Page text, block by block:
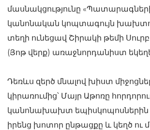
մասնակցությունը
կանոնական կոպտագույն
տեղի ունեցավ Շիրակի թեմի
(Յոթ վերք) առաջնորդանիստ
Դեռևս զերծ մնալով խիստ
կիրառումից՝ Մայր Աթոռը
կանոնախախտ եպիսկոպոսներին
իրենց խոտոր ընթացքը և կեղծ ու